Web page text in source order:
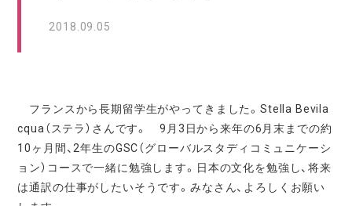
2018.09.05
フランスから長期留学生がやってきました。Stella Bevila
cqua（ステラ）さんです。 9月3日から来年の6月末までの約
10ヶ月間、2年生のGSC（グローバルスタディコミュニケーシ
ョン）コースで一緒に勉強します。日本の文化を勉強し、将来
は通訳の仕事がしたいそうです。みなさん、よろしくお願い